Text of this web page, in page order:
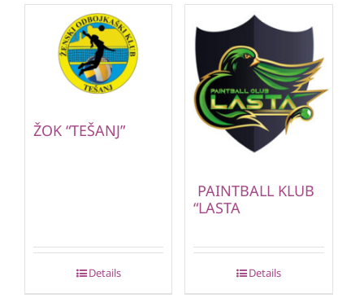
ŽOK “TEŠANJ”
Details
PAINTBALL KLUB
“LASTA
Details